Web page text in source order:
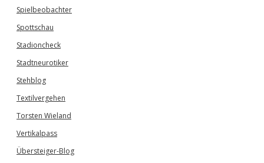
Spielbeobachter
Spottschau
Stadioncheck
Stadtneurotiker
Stehblog
Textilvergehen
Torsten Wieland
Vertikalpass
Übersteiger-Blog